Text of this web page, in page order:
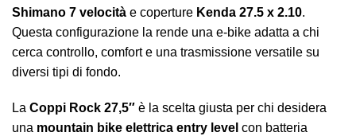
Shimano 7 velocità e coperture Kenda 27.5 x 2.10.
Questa configurazione la rende una e-bike adatta a chi
cerca controllo, comfort e una trasmissione versatile su
diversi tipi di fondo.
La Coppi Rock 27,5″ è la scelta giusta per chi desidera
una mountain bike elettrica entry level con batteria